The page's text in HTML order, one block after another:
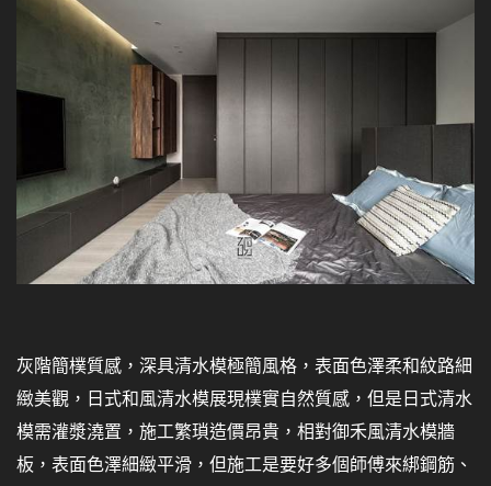
灰階簡樸質感，深具清水模極簡風格，表面色澤柔和紋路細
緻美觀，日式和風清水模展現樸實自然質感，但是日式清水
模需灌漿澆置，施工繁瑣造價昂貴，相對御禾風清水模牆
板，表面色澤細緻平滑，但施工是要好多個師傅來綁鋼筋、